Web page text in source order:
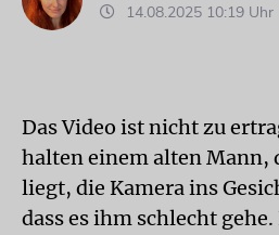
14.08.2025 10:19 Uhr
Das Video ist nicht zu
halten einem alten Mann,
liegt, die Kamera ins
dass es ihm schlecht